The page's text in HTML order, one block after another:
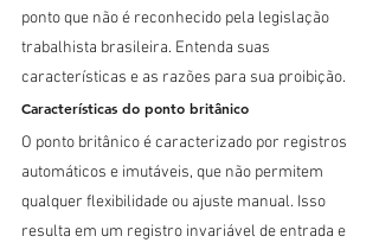
ponto que não é reconhecido pela legislação
trabalhista brasileira. Entenda suas
características e as razões para sua proibição.
Características do ponto britânico
O ponto britânico é caracterizado por registros
automáticos e imutáveis, que não permitem
qualquer flexibilidade ou ajuste manual. Isso
resulta em um registro invariável de entrada e